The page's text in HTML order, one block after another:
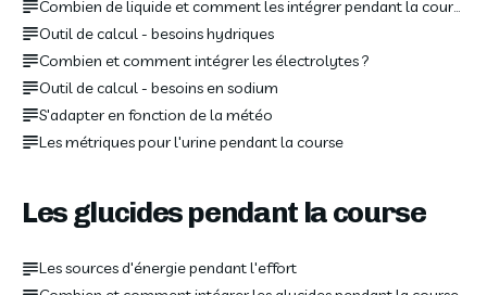
Outil de calcul - besoins hydriques
Combien et comment intégrer les électrolytes ?
Outil de calcul - besoins en sodium
S'adapter en fonction de la météo
Les métriques pour l'urine pendant la course
Les glucides pendant la course
Les sources d'énergie pendant l'effort